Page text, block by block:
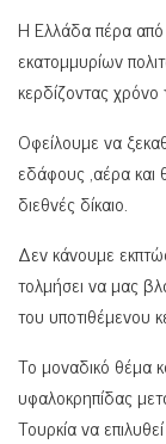
Η Ελλάδα πέρα
εκατομμυρίων
κερδίζοντας χρόνο
Οφείλουμε να
εδάφους ,αέρα
διεθνές δίκαιο.
Δεν κάνουμε
τολμήσει να μας
του υποτιθέμενου
Το μοναδικό θέμα
υφαλοκρηπίδας
Τουρκία να